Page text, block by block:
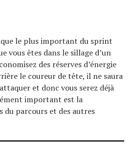
le plus important du sprint
vous êtes dans le sillage d’un
des réserves d’énergie
le coureur de tête, il ne saura
et donc vous serez déjà
important est la
du parcours et des autres